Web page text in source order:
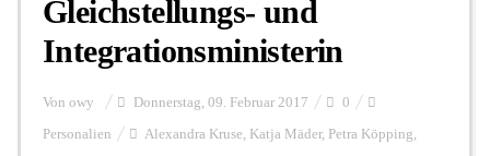
Gleichstellungs- und
Integrationsministerin
Von owy Donnerstag, 09. Februar 2017 0
Personalien Alexandra Kruse, Katja Mäder, Petra Köpping,